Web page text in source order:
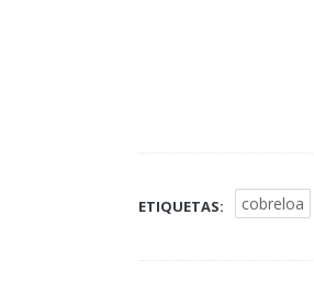
ETIQUETAS: cobreloa